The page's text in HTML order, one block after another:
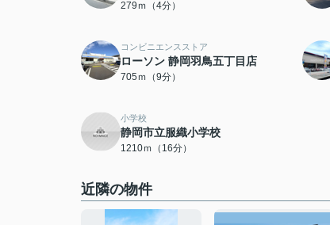
279ｍ（4分）
コンビニエンスストア
ローソン 静岡羽鳥五丁目店
705ｍ（9分）
小学校
静岡市立服織小学校
1210ｍ（16分）
近隣の物件